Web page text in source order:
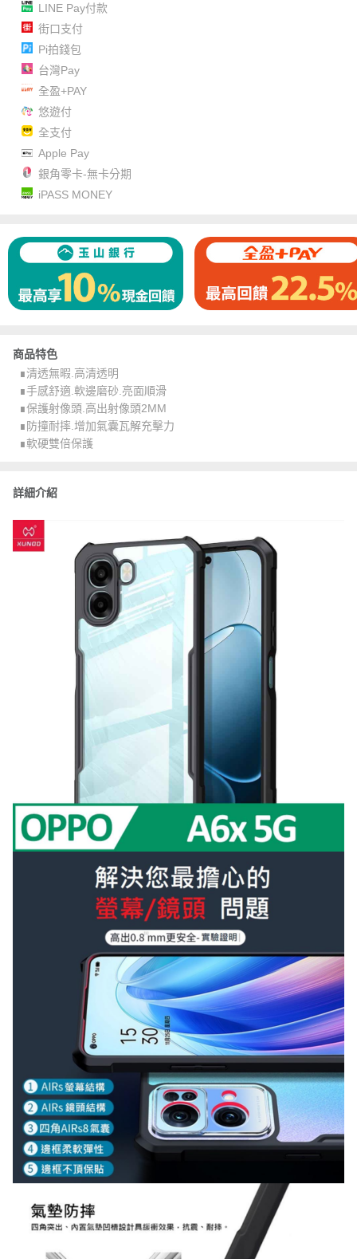
LINE Pay付款
街口支付
Pi拍錢包
台灣Pay
全盈+PAY
悠遊付
全支付
Apple Pay
銀角零卡-無卡分期
iPASS MONEY
商品特色
∎清透無暇.高清透明
∎手感舒適.軟邊磨砂.亮面順滑
∎保護射像頭.高出射像頭2MM
∎防撞耐摔.增加氣囊瓦解充擊力
∎軟硬雙倍保護
詳細介紹